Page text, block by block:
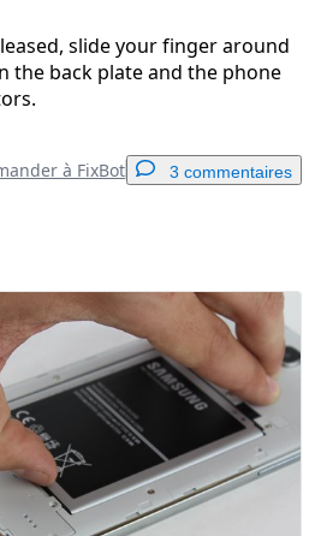
slide your finger around
the back plate and the phone
à FixBot 3 commentaires
Annuler Publier un commentaire